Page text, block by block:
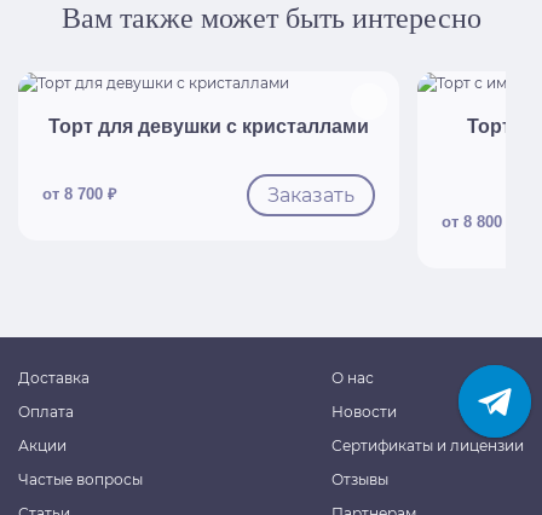
Вам также может быть интересно
Торт для девушки с кристаллами
от 8 700 ₽ Заказать
Торт с
от 8 800 ₽
Доставка
Оплата
Акции
Частые вопросы
О нас
Новости
Сертификаты и лицензии
Отзывы